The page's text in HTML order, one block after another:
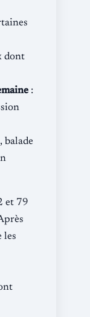
dont
:
balade
et 79
les